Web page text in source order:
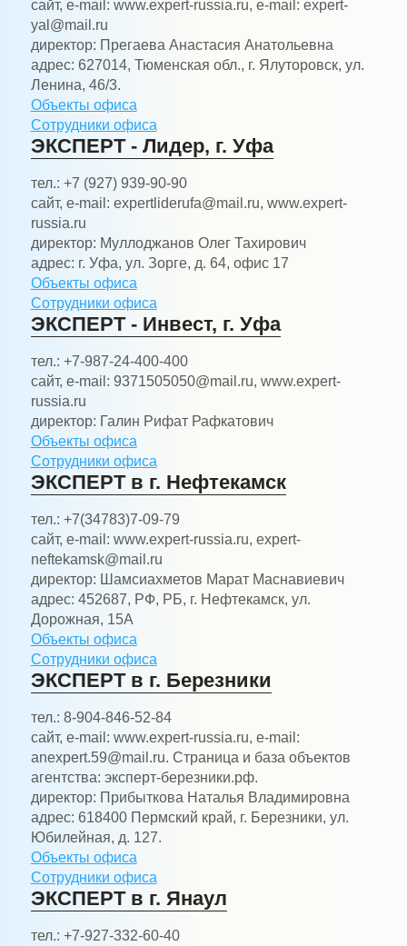
сайт, e-mail: www.expert-russia.ru, e-mail: expert-
yal@mail.ru
директор: Прегаева Анастасия Анатольевна
адрес: 627014, Тюменская обл., г. Ялуторовск, ул.
Ленина, 46/3.
Объекты офиса
Сотрудники офиса
ЭКСПЕРТ - Лидер, г. Уфа
тел.: +7 (927) 939-90-90
сайт, e-mail: expertliderufa@mail.ru, www.expert-
russia.ru
директор: Муллоджанов Олег Тахирович
адрес: г. Уфа, ул. Зорге, д. 64, офис 17
Объекты офиса
Сотрудники офиса
ЭКСПЕРТ - Инвест, г. Уфа
тел.: +7-987-24-400-400
сайт, e-mail: 9371505050@mail.ru, www.expert-
russia.ru
директор: Галин Рифат Рафкатович
Объекты офиса
Сотрудники офиса
ЭКСПЕРТ в г. Нефтекамск
тел.: +7(34783)7-09-79
сайт, e-mail: www.expert-russia.ru, expert-
neftekamsk@mail.ru
директор: Шамсиахметов Марат Маснавиевич
адрес: 452687, РФ, РБ, г. Нефтекамск, ул.
Дорожная, 15А
Объекты офиса
Сотрудники офиса
ЭКСПЕРТ в г. Березники
тел.: 8-904-846-52-84
сайт, e-mail: www.expert-russia.ru, e-mail:
anexpert.59@mail.ru. Страница и база объектов
агентства: эксперт-березники.рф.
директор: Прибыткова Наталья Владимировна
адрес: 618400 Пермский край, г. Березники, ул.
Юбилейная, д. 127.
Объекты офиса
Сотрудники офиса
ЭКСПЕРТ в г. Янаул
тел.: +7-927-332-60-40